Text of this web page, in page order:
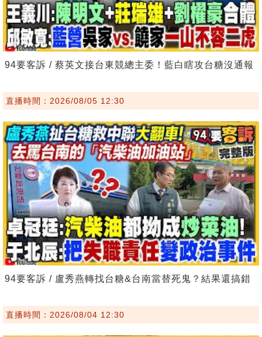
94要客訴 / 蔡英文接台東競總主委！藍白瞎攻台糖沒通報
直播時間：2026/08/05 12:30
94要客訴 / 盧秀燕轉找台糖&台南當替死鬼？結果還搞錯
直播時間：2026/08/04 12:30